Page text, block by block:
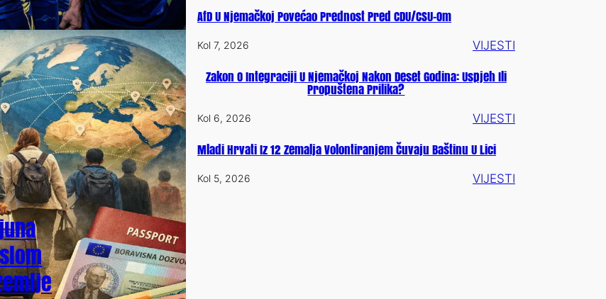
AfD U Njemačkoj Povećao Prednost Pred CDU/CSU-Om
Kol 7, 2026 VIJESTI
Zakon O Integraciji U Njemačkoj Nakon Deset Godina: Uspjeh Ili
Propuštena Prilika?
Kol 6, 2026 VIJESTI
Mladi Hrvati Iz 12 Zemalja Volontiranjem Čuvaju Baštinu U Lici
Kol 5, 2026 VIJESTI